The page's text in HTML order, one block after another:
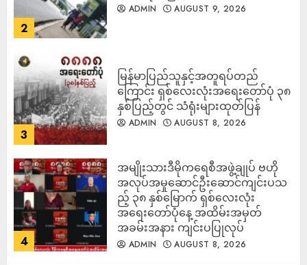
2
ADMIN AUGUST 9, 2026
3
မြန်မာပြည်သူနှင့်အတူရပ်တည်
ကြောင်း ရှစ်လေးလုံးအရေးတော်ပုံ ၃၈
နှစ်ပြည့်တွင် သံရုံးများထုတ်ပြန်
ADMIN AUGUST 8, 2026
4
အမျိုးသားဒီမိုကရေစီအဖွဲ့ချုပ် ဗဟို
အလုပ်အမှုဆောင်ဦးဆောင်ကျင်းပသ
ည့် ၃၈ နှစ်မြောက် ရှစ်လေးလုံး
အရေးတော်ပုံနေ့ အထိမ်းအမှတ်
အခမ်းအနား ကျင်းပပြုလုပ်
ADMIN AUGUST 8, 2026